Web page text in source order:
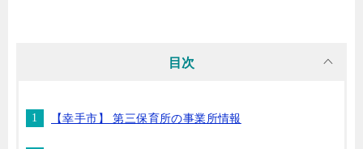
目次
【幸手市】 第三保育所の事業所情報